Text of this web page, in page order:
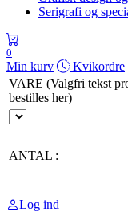
Serigrafi og
0
Min kurv
Kvikordre
VARE (Valgfri tekst
bestilles her)
ANTAL :
Log ind